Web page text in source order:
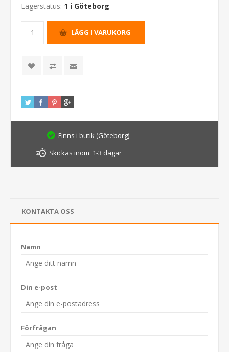
Lagerstatus: 1 i Göteborg
Finns i butik (Göteborg)
Skickas inom: 1-3 dagar
KONTAKTA OSS
Namn
Din e-post
Förfrågan